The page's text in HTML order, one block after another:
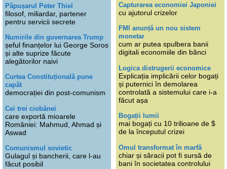
Păpușarul Peter Thiel
filosof, miliardar, partener
pentru servicii secrete
Numirile din guvernarea Trump
șeful finanțelor lui George Soros
și alte suprize făcute
alegătorilor naivi
Curtea Constituțională pune
capăt
democrației din post-comunism
Cei trei ciobănei
care exportă mioarele
României: Mahmud, Ahmad și
Aswad
Comunismul sovietic
Gulagul și bancherii, care l-au
făcut posibil
Capturarea economiei Japoniei
cu ajutorul crizelor
FMI anunță un nou sistem
monetar
cum ar putea spulbera banii
digitali economiile din bănci
Logica distrugerii economice
Explicația implicării celor bogați
și puternici în demolarea
controlată a sistemului care i-a
făcut așa
Bogații lumii
mai bogați cu 10 trilioane de $
de la începutul crizei
Omul transformat în marfă
chiar și săracii pot fi sursă de
bani în societatea controlului